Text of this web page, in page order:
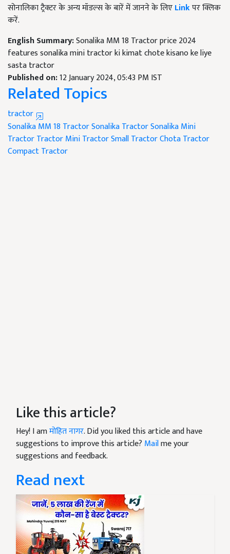
सोनालिका ट्रैक्टर के अन्य मॉडल्स के बारें में जानने के लिएLinkपर क्लिक
करें.
English Summary:Sonalika MM 18 Tractor price 2024
features sonalika mini tractor ki kimat chote kisano ke liye
sasta tractor
Published on:12 January 2024, 05:43 PM IST
Related Topics
tractor
Sonalika MM 18 TractorSonalika TractorSonalika Mini
Tractor TractorMini TractorSmall TractorChota Tractor
Compact Tractor
Like this article?
Hey! I amमोहित नागर. Did you liked this article and have
suggestions to improve this article? Mailme your
suggestions and feedback.
Read next